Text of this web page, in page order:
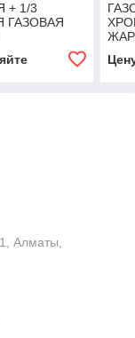
+ 1/3
ГАЗОВАЯ
Angelopo
Алматы,